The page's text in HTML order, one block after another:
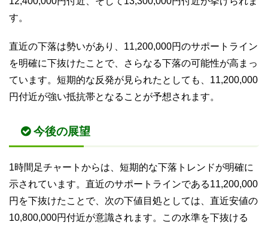
す。
直近の下落は勢いがあり、11,200,000円のサポートライン
を明確に下抜けたことで、さらなる下落の可能性が高まっ
ています。短期的な反発が見られたとしても、11,200,000
円付近が強い抵抗帯となることが予想されます。
今後の展望
1時間足チャートからは、短期的な下落トレンドが明確に
示されています。直近のサポートラインである11,200,000
円を下抜けたことで、次の下値目処としては、直近安値の
10,800,000円付近が意識されます。この水準を下抜ける